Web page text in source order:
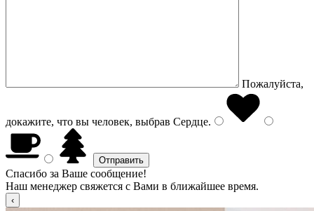
Пожалуйста,
докажите, что вы человек, выбрав Сердце.
Спасибо за Ваше сообщение!
Наш менеджер свяжется с Вами в ближайшее время.